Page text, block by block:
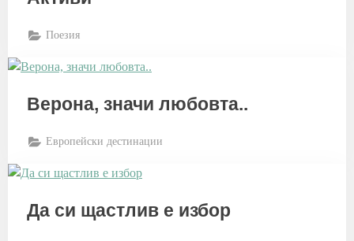
Поезия
Верона, значи любовта..
Европейски дестинации
Да си щастлив е избор